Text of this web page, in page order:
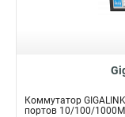
Коммутатор
портов 10/100/